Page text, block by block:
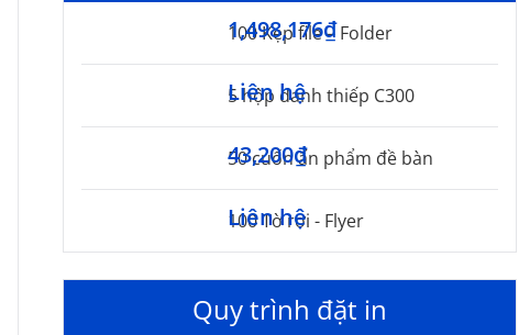
100 Kẹp file – Folder
1,498,176₫
5 hộp danh thiếp C300
Liên hệ
50 cuốn ấn phẩm đề bàn
43,200₫
100 Tờ rơi - Flyer
Liên hệ
Quy trình đặt in